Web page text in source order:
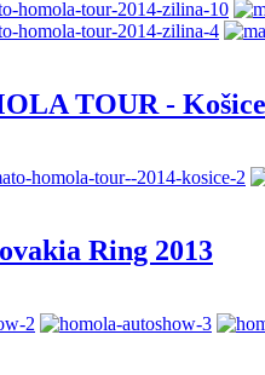
TOUR - Košice
Ring 2013